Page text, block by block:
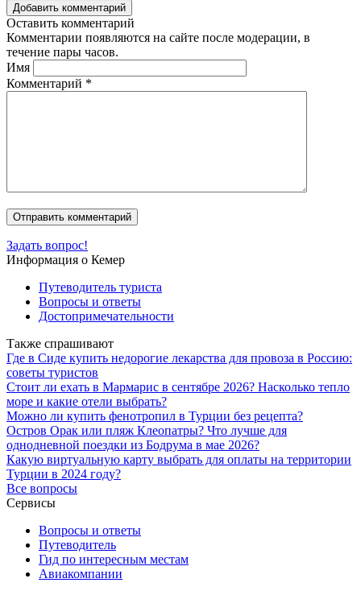
Добавить комментарий
Оставить комментарий
Комментарии появляются на сайте после модерации, в
течение пары часов.
Имя
Комментарий *
Задать вопрос!
Информация о Кемер
Путеводитель туриста
Вопросы и ответы
Достопримечательности
Также спрашивают
Где в Сиде купить недорогие лекарства для провоза в Россию:
советы туристов
Стоит ли ехать в Мармарис в сентябре 2026? Насколько тепло
море и какие отели выбрать?
Можно ли купить фенотропил в Турции без рецепта?
Остров Орак или пляж Клеопатры? Что лучше для
однодневной поездки из Бодрума в мае 2026?
Какую виртуальную карту выбрать для оплаты на территории
Турции в 2024 году?
Все вопросы
Сервисы
Вопросы и ответы
Путеводитель
Гид по интересным местам
Авиакомпании